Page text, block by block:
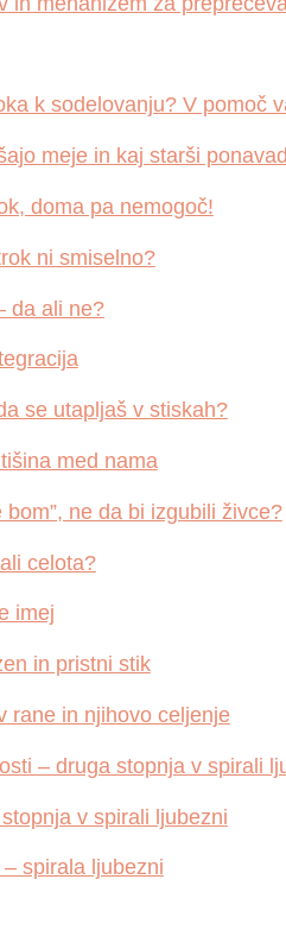
k sodelovanju? V pomoč
meje in kaj starši
doma pa nemogoč!
ni smiselno?
da ali ne?
se utapljaš v stiskah?
med nama
bom”, ne da bi izgubili živce?
celota?
imej
in pristni stik
rane in njihovo celjenje
– druga stopnja v spirali
v spirali ljubezni
spirala ljubezni